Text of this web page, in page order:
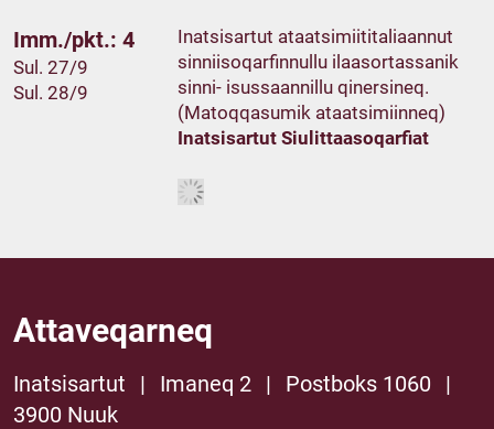
Imm./pkt.: 4
Sul. 27/9
Sul. 28/9
Inatsisartut ataatsimiititaliaannut
sinniisoqarfinnullu ilaasortassanik
sinni- isussaannillu qinersineq.
(Matoqqasumik ataatsimiinneq)
Inatsisartut Siulittaasoqarfiat
Attaveqarneq
Inatsisartut | Imaneq 2 | Postboks 1060
|
3900 Nuuk